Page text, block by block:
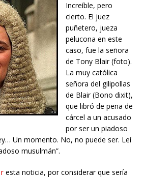
Increíble, pero
cierto. El juez
puñetero, jueza
pelucona en este
caso, fue la señora
de Tony Blair (foto).
La muy católica
señora del gilipollas
de Blair (Bono dixit),
que libró de pena de
cárcel a un acusado
por ser un piadoso
Un momento. No, no puede ser. Leí
musulmán”.
esta noticia, por considerar que sería